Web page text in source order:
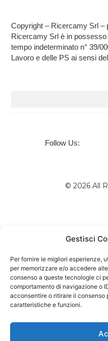
Gestisci
Per fornire le migliori esperienze,
per memorizzare e/o accedere
consenso a queste tecnologie ci
comportamento di navigazione o
acconsentire o ritirare il
caratteristiche e funzioni.
Copyright – Ricercamy Srl –
Ricercamy Srl è in possesso
tempo indeterminato n° 39/
Lavoro e delle PS ai sensi
Follow Us:
© 2026 All